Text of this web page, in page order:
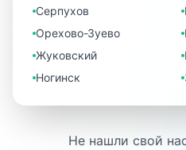
Серпухов
Орехово-Зуево
Жуковский
Ногинск
Не нашли свой